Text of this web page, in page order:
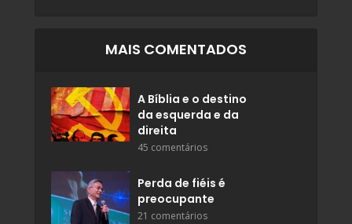
MAIS COMENTADOS
A Bíblia e o destino
da esquerda e da
direita
45 comentários
Perda de fiéis é
preocupante
21 comentários